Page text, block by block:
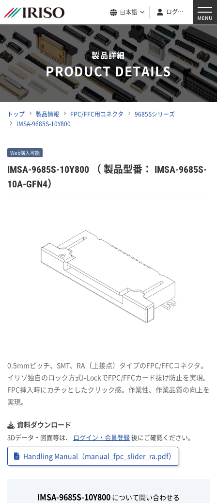
日本語 ログイン
製品詳細
PRODUCT DETAILS
トップ 製品情報 FPC/FFC用コネクタ
9685Sシリーズ
IMSA-9685S-10Y800
Web購入可能
IMSA-9685S-10Y800 （ 製品型番： IMSA-9685S-
10A-GFN4）
0.5mmピッチ、SMT、RA（上接点）タイプのFPC/FFCコネクタ。
イリソ独自のロック方式I-LockでFPC/FFCカード抜け防止を実現。
FPC挿入時にカチッとしたクリック感。作業性、作業品質の向上を
実現。
資料ダウンロード
3Dデータ・図面等は、 ログイン・会員登録後にご確認ください。
Handling Manual（manual_fpc_slider_ra.pdf）
IMSA-9685S-10Y800 について問い合わせる